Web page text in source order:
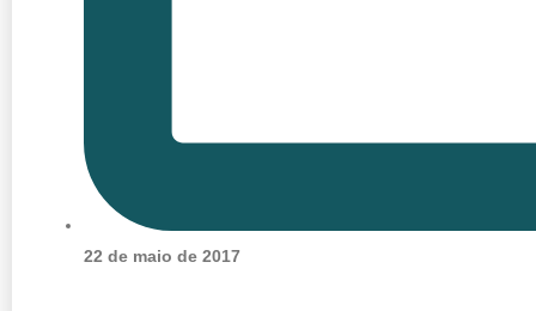
22 de maio de 2017